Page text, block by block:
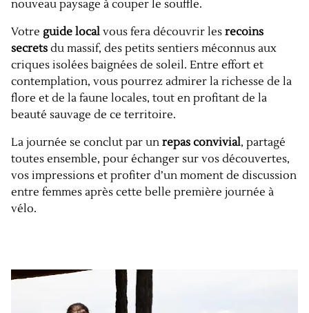
nouveau paysage à couper le souffle.
Votre guide local vous fera découvrir les recoins
secrets du massif, des petits sentiers méconnus aux
criques isolées baignées de soleil. Entre effort et
contemplation, vous pourrez admirer la richesse de la
flore et de la faune locales, tout en profitant de la
beauté sauvage de ce territoire.
La journée se conclut par un repas convivial, partagé
toutes ensemble, pour échanger sur vos découvertes,
vos impressions et profiter d’un moment de discussion
entre femmes après cette belle première journée à
vélo.